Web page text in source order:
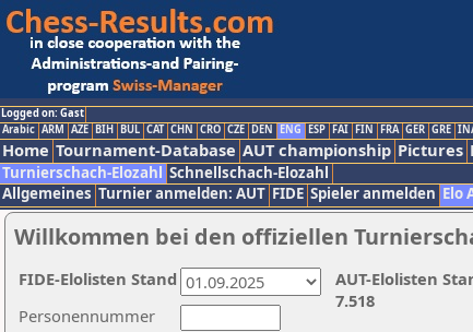
Logged on: Gast
Arabic ARM AZE BIH BUL CAT CHN CRO CZE DEN ENG ESP FAI FIN FRA GER GRE
Home Tournament-Database AUT championship Pictures
Turnierschach-Elozahl Schnellschach-Elozahl
Allgemeines Turnier anmelden: AUT FIDE Spieler anmelden Elo
Willkommen bei den offiziellen
Personennummer
AUT-Elolisten
7.518
FIDE-Elolisten Stand